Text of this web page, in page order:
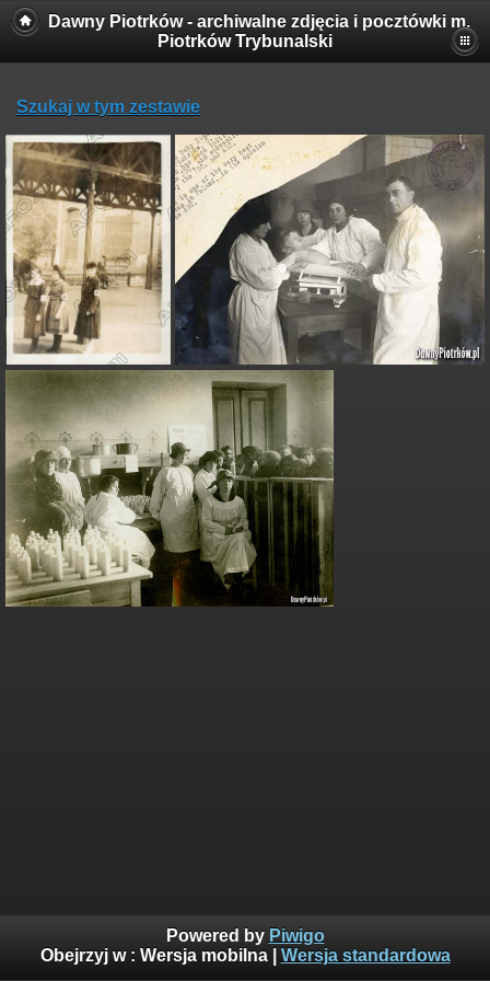
Dawny Piotrków - archiwalne zdjęcia i pocztówki m.
Piotrków Trybunalski
Szukaj w tym zestawie
Powered by Piwigo
Obejrzyj w : Wersja mobilna| Wersja standardowa